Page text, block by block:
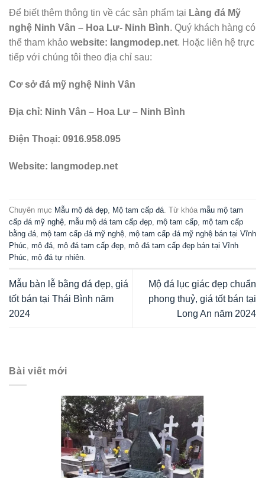
Để biết thêm thông tin về các sản phẩm tại Làng đá Mỹ
nghệ Ninh Vân – Hoa Lư- Ninh Bình. Quý khách hàng có
thể tham khảo website: langmodep.net. Hoặc liên hệ trực
tiếp với chúng tôi theo địa chỉ sau:
Cơ sở đá mỹ nghệ Ninh Vân
Địa chỉ: Ninh Vân – Hoa Lư – Ninh Bình
Điện Thoại: 0916.958.095
Website: langmodep.net
Chuyên mục Mẫu mộ đá đẹp Mộ tam cấp đá . Từ khóa mẫu mộ tam
cấp đá mỹ nghệ mẫu mộ đá tam cấp đẹp mộ tam cấp mộ tam cấp
bằng đá mộ tam cấp đá mỹ nghệ mộ tam cấp đá mỹ nghệ bán tại Vĩnh
Phúc mộ đá mộ đá tam cấp đẹp mộ đá tam cấp đẹp bán tại Vĩnh
Phúc mộ đá tự nhiên
Mẫu bàn lễ bằng đá đẹp, giá
tốt bán tại Thái Bình năm
2024
Mộ đá lục giác đẹp chuẩn
phong thuỷ, giá tốt bán tại
Long An năm 2024
Bài viết mới